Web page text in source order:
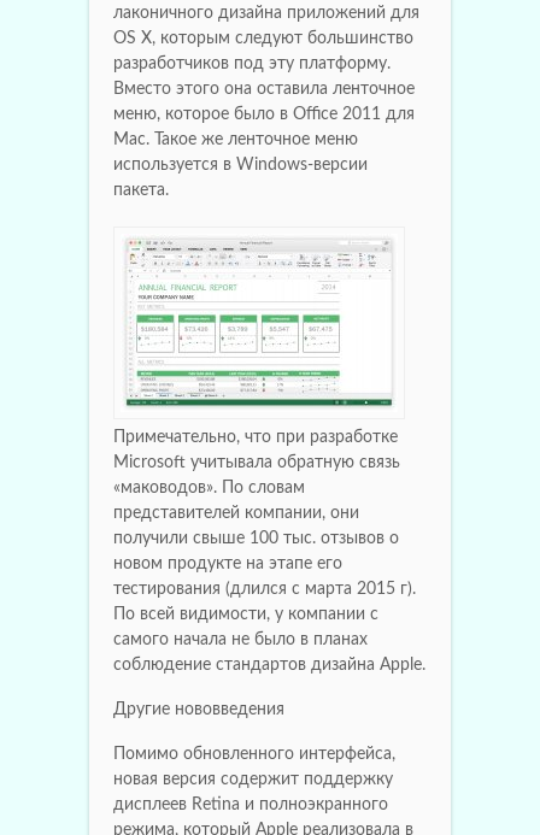
лаконичного дизайна приложений для
OS X, которым следуют большинство
разработчиков под эту платформу.
Вместо этого она оставила ленточное
меню, которое было в Office 2011 для
Mac. Такое же ленточное меню
используется в Windows-версии
пакета.
Примечательно, что при разработке
Microsoft учитывала обратную связь
«маководов». По словам
представителей компании, они
получили свыше 100 тыс. отзывов о
новом продукте на этапе его
тестирования (длился с марта 2015 г).
По всей видимости, у компании с
самого начала не было в планах
соблюдение стандартов дизайна Apple.
Другие нововведения
Помимо обновленного интерфейса,
новая версия содержит поддержку
дисплеев Retina и полноэкранного
режима, который Apple реализовала в